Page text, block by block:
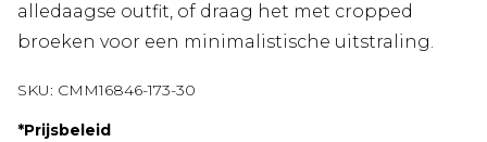
alledaagse outfit, of draag het met cropped
broeken voor een minimalistische uitstraling.
SKU: CMM16846-173-30
*Prijsbeleid